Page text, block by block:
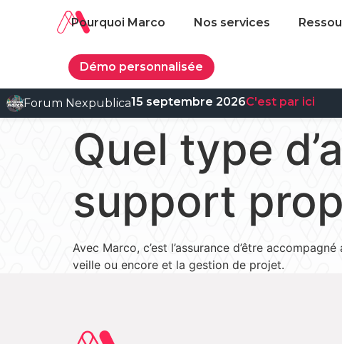
Pourquoi Marco Nos services
Démo personnalisée
Forum Nexpublica15 septembre 2026C'est par ici
Quel type
support
Avec Marco, c’est l’assurance d’être
veille ou encore et la gestion de projet.